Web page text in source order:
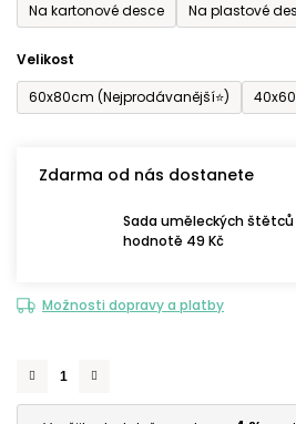
Na kartonové desce
Na plastové
Velikost
60x80cm (Nejprodávanější⭐)
Zdarma od nás dostanete
Sada uměleckých
hodnotě 49 Kč
Možnosti dopravy a platby